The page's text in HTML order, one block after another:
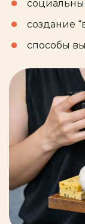
создание
способы